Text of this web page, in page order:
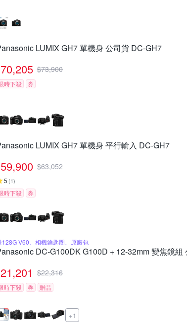
LUMIX GH7 單機身 公司貨 DC-GH7
70,205 $73,900
時下殺 券
LUMIX GH7 單機身 平行輸入 DC-GH7
59,900 $63,052
5 (1)
時下殺 券
128G V60、相機鑰匙圈、原廠包
DC-G100DK G100D + 12-32mm 變焦鏡組
21,201 $22,316
時下殺 券 贈品
+1